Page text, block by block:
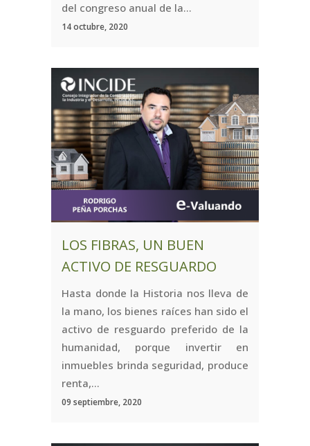
del congreso anual de la...
14 octubre, 2020
LOS FIBRAS, UN BUEN
ACTIVO DE RESGUARDO
Hasta donde la Historia nos lleva de
la mano, los bienes raíces han sido el
activo de resguardo preferido de la
humanidad, porque invertir en
inmuebles brinda seguridad, produce
renta,...
09 septiembre, 2020